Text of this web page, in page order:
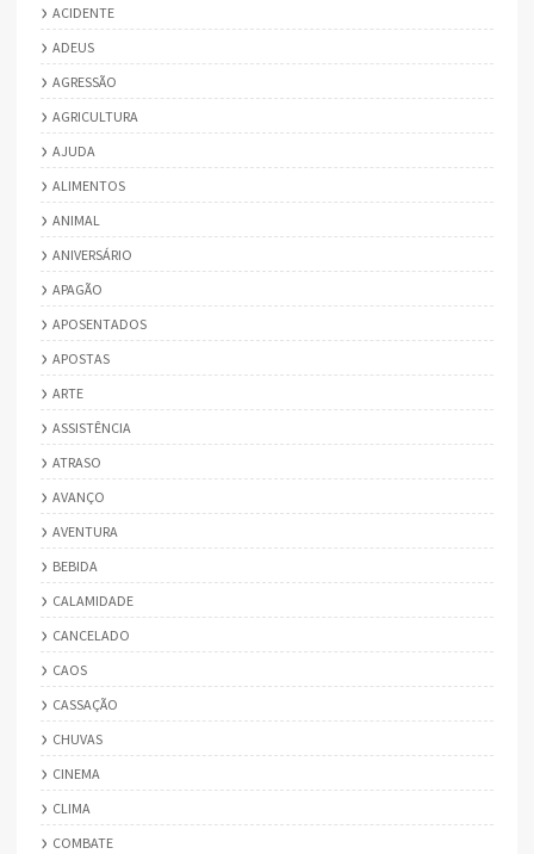
ACIDENTE
ADEUS
AGRESSÃO
AGRICULTURA
AJUDA
ALIMENTOS
ANIMAL
ANIVERSÁRIO
APAGÃO
APOSENTADOS
APOSTAS
ARTE
ASSISTÊNCIA
ATRASO
AVANÇO
AVENTURA
BEBIDA
CALAMIDADE
CANCELADO
CAOS
CASSAÇÃO
CHUVAS
CINEMA
CLIMA
COMBATE